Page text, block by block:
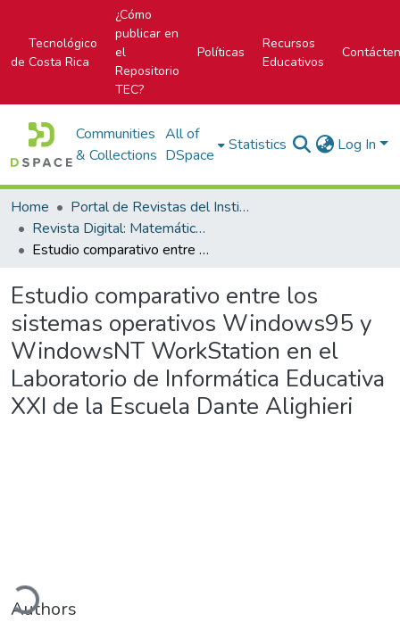
Tecnológico
de Costa Rica
¿Cómo
publicar en
el
Repositorio
TEC?
Políticas
Recursos
Educativos
Communities
& Collections
All of
DSpace
Statistics Log In
Home
Portal de Revistas del Instituto Tecnológico de Costa Rica
Revista Digital: Matemática, Educación e Internet
Estudio comparativo entre los sistemas operativos Windows95 y WindowsNT WorkStation en el Laboratorio de Informática Educativa XXI de la Escuela Dante Alighieri
Estudio comparativo entre los
sistemas operativos Windows95 y
WindowsNT WorkStation en el
Laboratorio de Informática Educativa
XXI de la Escuela Dante Alighieri
Authors